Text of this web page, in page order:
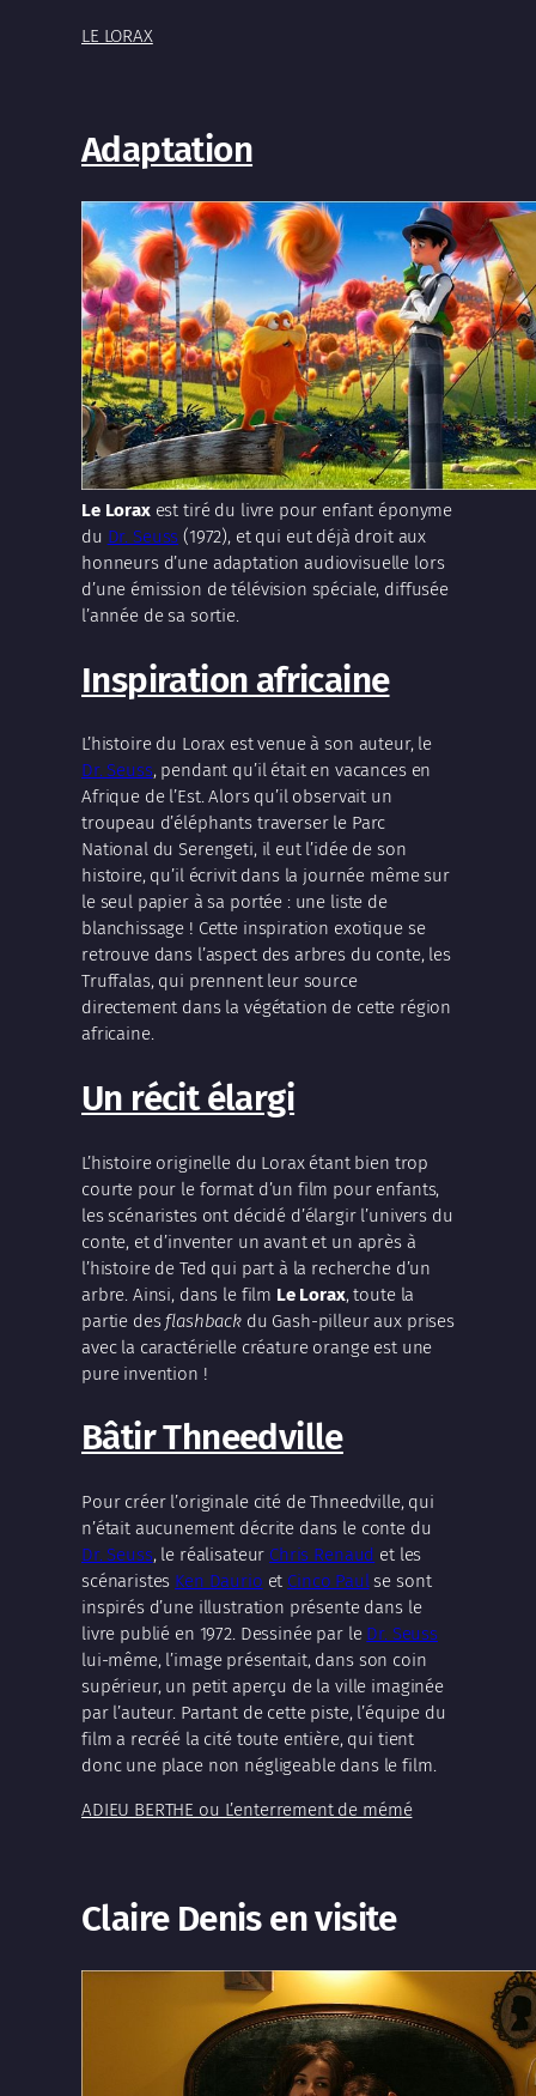
LE LORAX
Adaptation
Le Loraxest tiré du livre pour enfant éponyme
du Dr. Seuss (1972), et qui eut déjà droit aux
honneurs d’une adaptation audiovisuelle lors
d’une émission de télévision spéciale, diffusée
l’année de sa sortie.
Inspiration africaine
L’histoire du Lorax est venue à son auteur, le
Dr. Seuss, pendant qu’il était en vacances en
Afrique de l’Est. Alors qu’il observait un
troupeau d’éléphants traverser le Parc
National du Serengeti, il eut l’idée de son
histoire, qu’il écrivit dans la journée même sur
le seul papier à sa portée : une liste de
blanchissage ! Cette inspiration exotique se
retrouve dans l’aspect des arbres du conte, les
Truffalas, qui prennent leur source
directement dans la végétation de cette région
africaine.
Un récit élargi
L’histoire originelle du Lorax étant bien trop
courte pour le format d’un film pour enfants,
les scénaristes ont décidé d’élargir l’univers du
conte, et d’inventer un avant et un après à
l’histoire de Ted qui part à la recherche d’un
arbre. Ainsi, dans le film Le Lorax, toute la
partie desflashback du Gash-pilleur aux prises
avec la caractérielle créature orange est une
pure invention !
Bâtir Thneedville
Pour créer l’originale cité de Thneedville, qui
n’était aucunement décrite dans le conte du
Dr. Seuss, le réalisateur Chris Renaud et les
scénaristes Ken Daurio et Cinco Paulse sont
inspirés d’une illustration présente dans le
livre publié en 1972. Dessinée par le Dr. Seuss
lui-même, l’image présentait, dans son coin
supérieur, un petit aperçu de la ville imaginée
par l’auteur. Partant de cette piste, l’équipe du
film a recréé la cité toute entière, qui tient
donc une place non négligeable dans le film.
ADIEU BERTHE ou L’enterrement de mémé
Claire Denis en visite